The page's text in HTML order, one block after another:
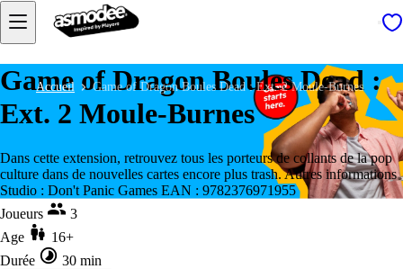
Accueil Game of Dragon Boules Dead : Ext. 2 Moule-Burnes
Game of Dragon Boules Dead :
Ext. 2 Moule-Burnes
Dans cette extension, retrouvez tous les porteurs de collants de la pop
culture dans de nouvelles cartes encore plus trash. Autres informations
Studio : Don't Panic Games EAN : 9782376971955
Joueurs
3
Age
16+
Durée
30 min